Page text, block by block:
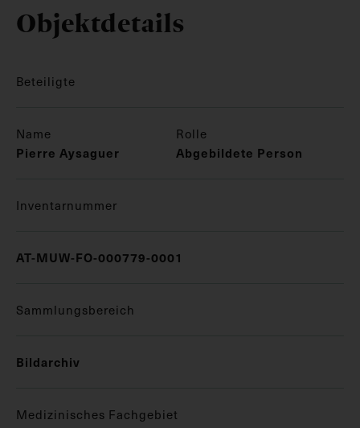
Objektdetails
Beteiligte
Name Rolle
Pierre Aysaguer Abgebildete Person
Inventarnummer
AT-MUW-FO-000779-0001
Sammlungsbereich
Bildarchiv
Medizinisches Fachgebiet